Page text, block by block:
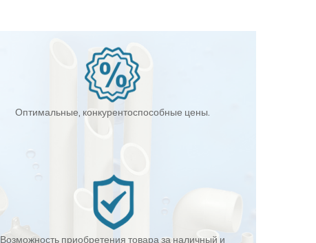
Оптимальные, конкурентоспособные цены.
Возможность приобретения товара за наличный и